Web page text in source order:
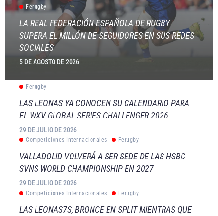
Ferugby
LA REAL FEDERACIÓN ESPAÑOLA DE RUGBY
SUPERA EL MILLÓN DE SEGUIDORES EN SUS REDES
SOCIALES
5 DE AGOSTO DE 2026
Ferugby
LAS LEONAS YA CONOCEN SU CALENDARIO PARA
EL WXV GLOBAL SERIES CHALLENGER 2026
29 DE JULIO DE 2026
Competiciones Internacionales Ferugby
VALLADOLID VOLVERÁ A SER SEDE DE LAS HSBC
SVNS WORLD CHAMPIONSHIP EN 2027
29 DE JULIO DE 2026
Competiciones Internacionales Ferugby
LAS LEONAS7S, BRONCE EN SPLIT MIENTRAS QUE